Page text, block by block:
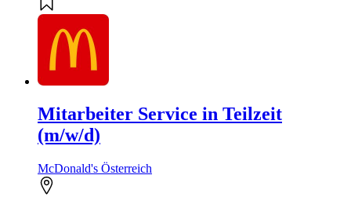
Mitarbeiter Service in Teilzeit
(m/w/d)
McDonald's Österreich